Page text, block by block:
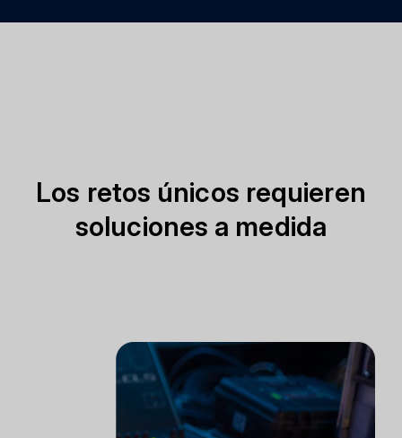
Los retos únicos requieren
soluciones a medida